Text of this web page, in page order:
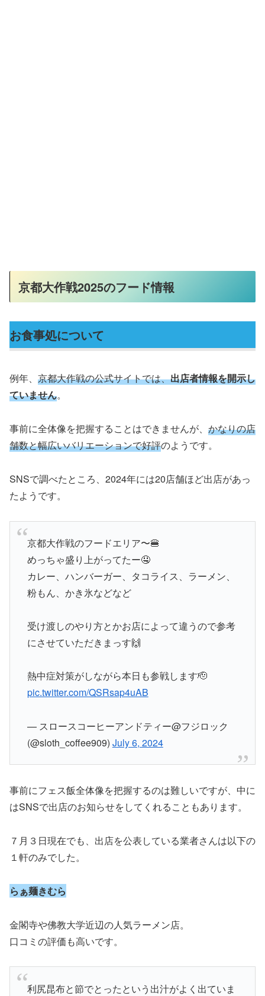
京都大作戦2025のフード情報
お食事処について
例年、 京都大作戦の公式サイトでは、出店者情報を開示し
ていません。
事前に全体像を把握することはできませんが、 かなりの店
舗数と幅広いバリエーションで好評のようです。
SNSで調べたところ、2024年には20店舗ほど出店があっ
たようです。
京都大作戦のフードエリア〜🍔
めっちゃ盛り上がってたー🤤
カレー、ハンバーガー、タコライス、ラーメン、
粉もん、かき氷などなど
受け渡しのやり方とかお店によって違うので参考
にさせていただきまっす🙌
熱中症対策がしながら本日も参戦します🫡
pic.twitter.com/QSRsap4uAB
— スロースコーヒーアンドティー@フジロック
(@sloth_coffee909) July 6, 2024
事前にフェス飯全体像を把握するのは難しいですが、中に
はSNSで出店のお知らせをしてくれることもあります。
７月３日現在でも、出店を公表している業者さんは以下の
１軒のみでした。
らぁ麺きむら
金閣寺や佛教大学近辺の人気ラーメン店。
口コミの評価も高いです。
利尻昆布と節でとったという出汁がよく出ていま